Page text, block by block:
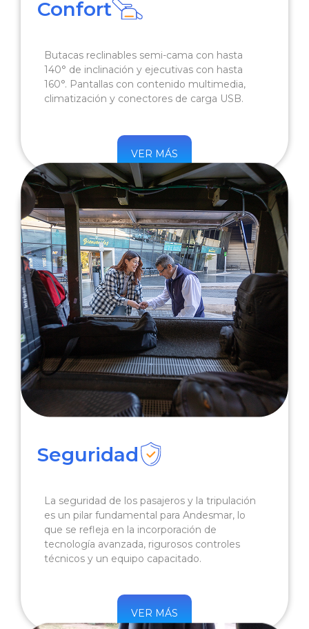
Confort
Butacas reclinables semi-cama con hasta
140° de inclinación y ejecutivas con hasta
160°. Pantallas con contenido multimedia,
climatización y conectores de carga USB.
VER MÁS
Seguridad
La seguridad de los pasajeros y la tripulación
es un pilar fundamental para Andesmar, lo
que se refleja en la incorporación de
tecnología avanzada, rigurosos controles
técnicos y un equipo capacitado.
VER MÁS